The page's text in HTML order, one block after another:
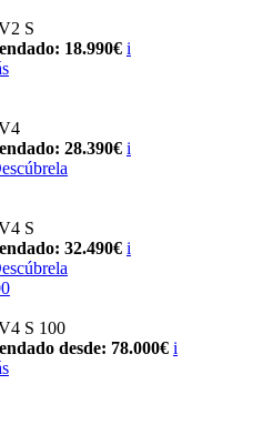
S
18.990€ i
28.390€ i
S
32.490€ i
S 100
desde: 78.000€ i